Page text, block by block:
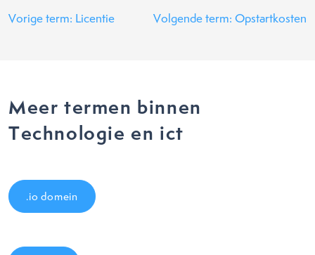
Vorige term: Licentie Volgende term: Opstartkosten
Meer termen binnen
Technologie en ict
.io domein